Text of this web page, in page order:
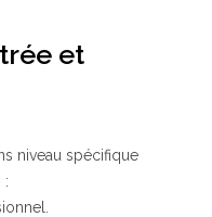
et
niveau spécifique
: